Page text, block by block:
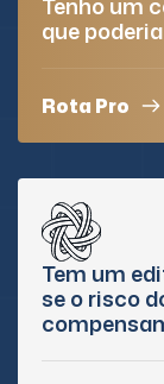
Tenho um
que
Rota Pro
Tem um
se o risco